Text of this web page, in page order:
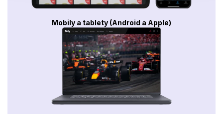
Mobily a tablety (Android a Apple)